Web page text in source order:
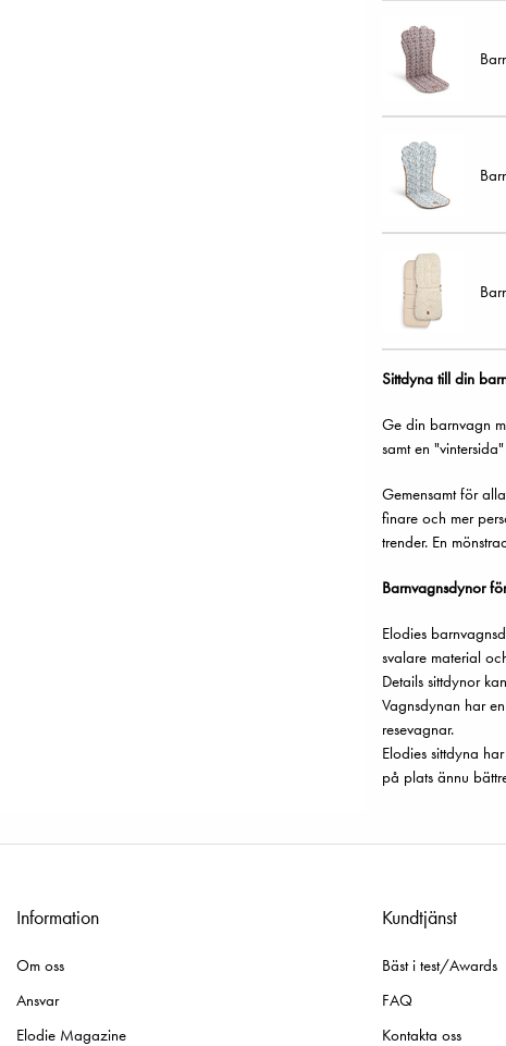
Sittdyna till din
Ge din barnvagn
samt en
Gemensamt för
finare och mer
trender. En
Barnvagnsdynor
Elodies
svalare material
Details sittdynor
Vagnsdynan har
resevagnar.
Elodies sittdyna
på plats ännu
Information
Om oss
Ansvar
Elodie Magazine
Kundtjänst
Bäst i test/Awards
FAQ
Kontakta oss